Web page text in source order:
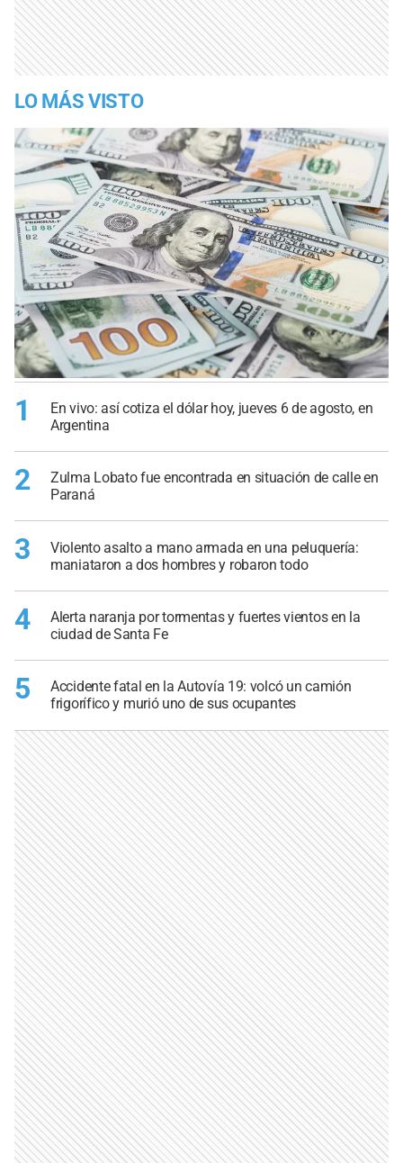
LO MÁS VISTO
1
En vivo: así cotiza el dólar hoy, jueves 6 de agosto, en
Argentina
2
Zulma Lobato fue encontrada en situación de calle en
Paraná
3
Violento asalto a mano armada en una peluquería:
maniataron a dos hombres y robaron todo
4
Alerta naranja por tormentas y fuertes vientos en la
ciudad de Santa Fe
5
Accidente fatal en la Autovía 19: volcó un camión
frigorífico y murió uno de sus ocupantes